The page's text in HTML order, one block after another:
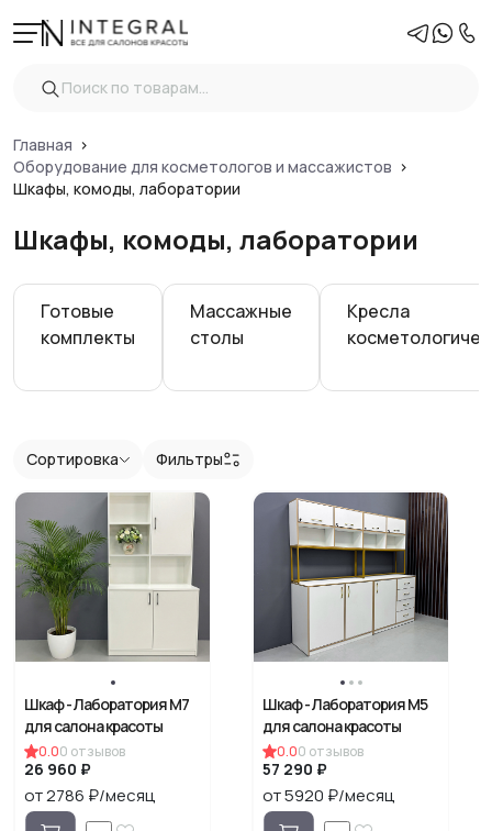
Главная
Оборудование для косметологов и массажистов
Шкафы, комоды, лаборатории
Шкафы, комоды, лаборатории
Готовые
комплекты
Массажные
столы
Кресла
Очистить
Вид
Материал тележки
Ящики
Тип
Показать
Сортировка Фильтры
Шкаф - Лаборатория М7
для салона красоты
0.00 отзывов
26 960 ₽
от 2786 ₽/месяц
Шкаф - Лаборатория М5
для салона красоты
0.00 отзывов
57 290 ₽
от 5920 ₽/месяц